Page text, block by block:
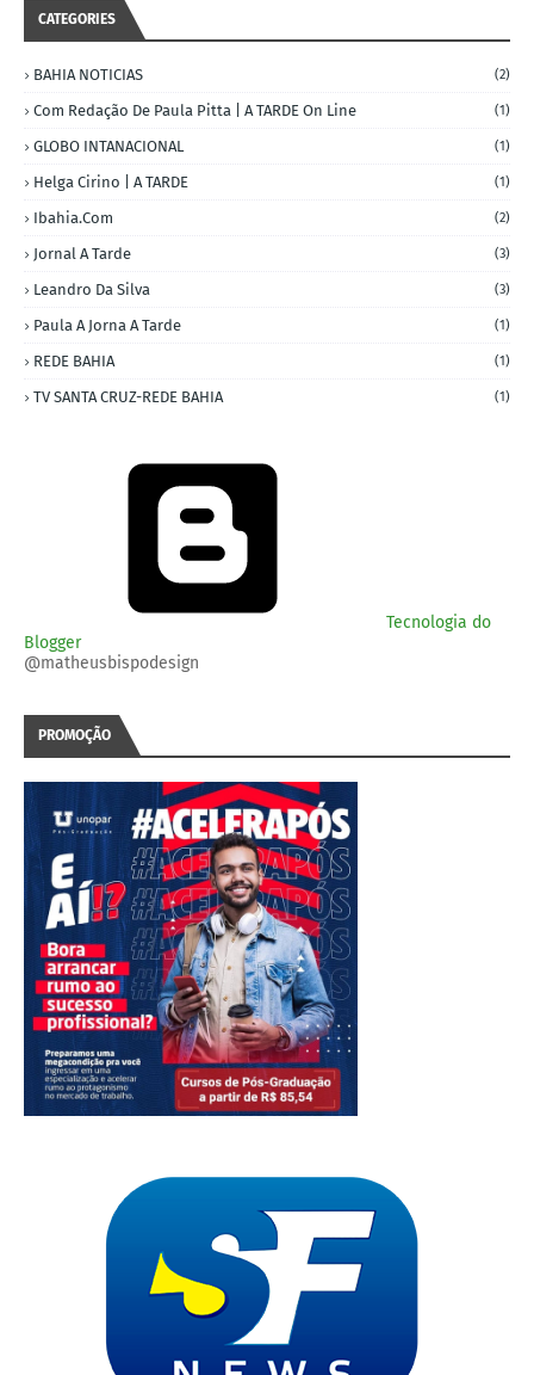
CATEGORIES
BAHIA NOTICIAS (2)
Com Redação De Paula Pitta | A TARDE On Line (1)
GLOBO INTANACIONAL (1)
Helga Cirino | A TARDE (1)
Ibahia.com (2)
Jornal A Tarde (3)
Leandro Da Silva (3)
Paula A Jorna A Tarde (1)
REDE BAHIA (1)
TV SANTA CRUZ-REDE BAHIA (1)
Tecnologia do
Blogger
@matheusbispodesign
PROMOÇÃO